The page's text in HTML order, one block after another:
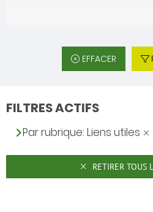
EFFACER
FILTRES ACTIFS
Par rubrique: Liens utiles
RETIRER TOUS